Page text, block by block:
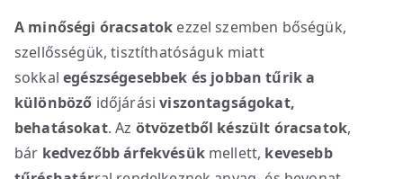
A minőségi óracsatok ezzel szemben bőségük,
szellősségük, tisztíthatóságuk miatt
sokkalegészségesebbek és jobban tűrik a
különböző időjárásiviszontagságokat,
behatásokat. Az ötvözetből készült óracsatok,
bár kedvezőbb árfekvésükmellett, kevesebb